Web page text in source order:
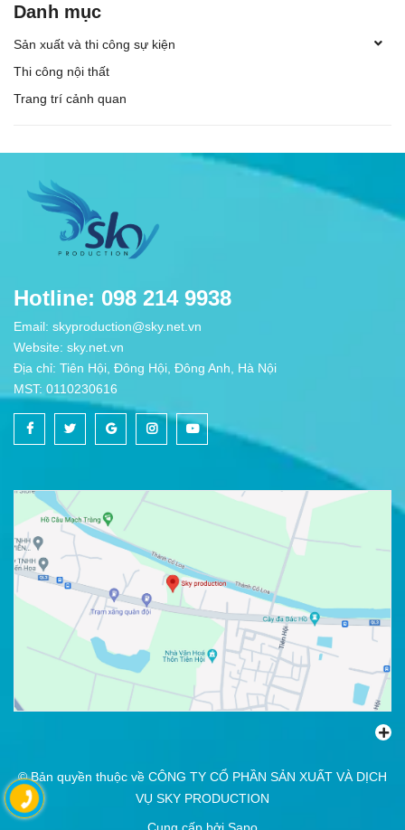
Danh mục
Sản xuất và thi công sự kiện
Thi công nội thất
Trang trí cảnh quan
Hotline: 098 214 9938
Email: skyproduction@sky.net.vn
Website: sky.net.vn
Địa chỉ: Tiên Hội, Đông Hội, Đông Anh, Hà Nội
MST: 0110230616
© Bản quyền thuộc về CÔNG TY CỔ PHẦN SẢN XUẤT VÀ DỊCH
VỤ SKY PRODUCTION